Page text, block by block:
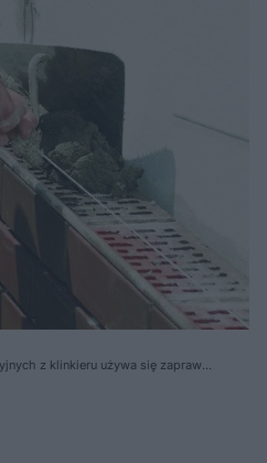
z klinkieru używa się zapraw z
wykonane, decydują